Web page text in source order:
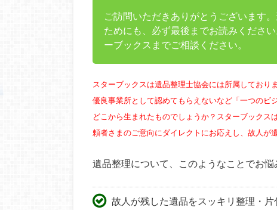
ご訪問いただきありがとうございます
ためにも、必ず最後までお読みくださ
ーブックスまでご相談ください。
スターブックスは遺品整理士協会には所属しており
優良事業所として認めてもらえないなど「一つのビ
どこから生まれたものでしょうか？スターブック
頼者さまのご意向にダイレクトにお応えし、故人が
遺品整理について、このようなことでお悩
故人が残した遺品をスッキリ整理・片